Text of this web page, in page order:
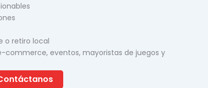
o retiro local
commerce, eventos, mayoristas de juegos y